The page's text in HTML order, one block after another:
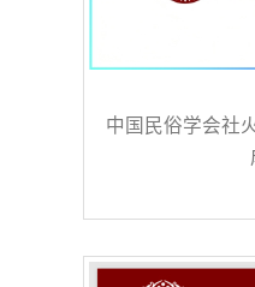
中国民俗学会社